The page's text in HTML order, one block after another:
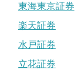
東海東京証券
楽天証券
水戸証券
立花証券